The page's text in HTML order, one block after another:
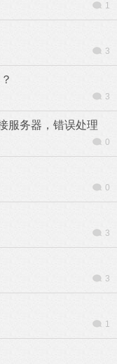
1
3
3
服务器，错误处理
0
0
3
3
1